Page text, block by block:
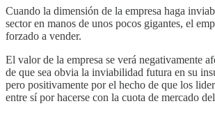
Cuando la dimensión de la empresa haga
sector en manos de unos pocos gigantes, el
forzado a vender.
El valor de la empresa se verá negativamente
de que sea obvia la inviabilidad futura en su
pero positivamente por el hecho de que los
entre sí por hacerse con la cuota de mercado